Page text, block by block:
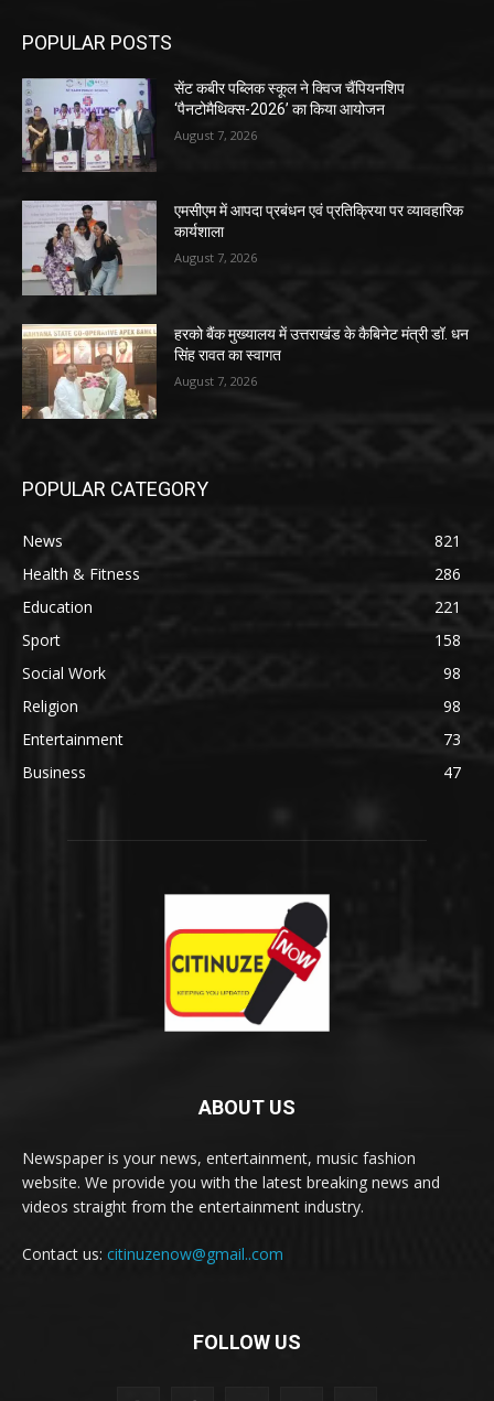
POPULAR POSTS
सेंट कबीर पब्लिक स्कूल ने क्विज चैंपियनशिप
‘पैनटोमैथिक्स-2026’ का किया आयोजन
August 7, 2026
एमसीएम में आपदा प्रबंधन एवं प्रतिक्रिया पर व्यावहारिक
कार्यशाला
August 7, 2026
हरको बैंक मुख्यालय में उत्तराखंड के कैबिनेट मंत्री डॉ. धन
सिंह रावत का स्वागत
August 7, 2026
POPULAR CATEGORY
News
821
Health & Fitness
286
Education
221
Sport
158
Social Work
98
Religion
98
Entertainment
73
Business
47
ABOUT US
Newspaper is your news, entertainment, music fashion
website. We provide you with the latest breaking news and
videos straight from the entertainment industry.
Contact us: citinuzenow@gmail..com
FOLLOW US